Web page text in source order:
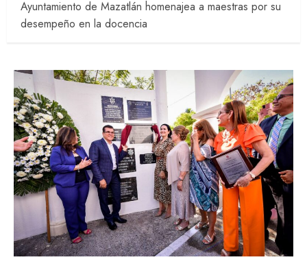
Ayuntamiento de Mazatlán homenajea a maestras por su
desempeño en la docencia